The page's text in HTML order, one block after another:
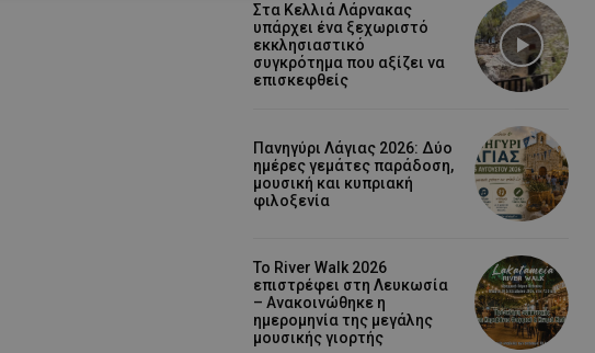
Στα Κελλιά Λάρνακας
υπάρχει ένα ξεχωριστό
εκκλησιαστικό
συγκρότημα που αξίζει να
επισκεφθείς
Πανηγύρι Λάγιας 2026: Δύο
ημέρες γεμάτες παράδοση,
μουσική και κυπριακή
φιλοξενία
Το River Walk 2026
επιστρέφει στη Λευκωσία
– Ανακοινώθηκε η
ημερομηνία της μεγάλης
μουσικής γιορτής